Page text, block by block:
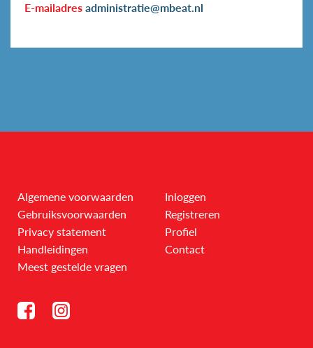
E-mailadres administratie@mbeat.nl
Algemene voorwaarden
Gebruiksvoorwaarden
Privacy statement
Handleidingen
Meest gestelde vragen
Inloggen
Registreren
Profiel
Contact